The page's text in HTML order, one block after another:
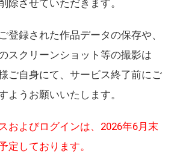
除させていただきます。
登録された作品データの保存や、
スクリーンショット等の撮影は
ご自身にて、サービス終了前にご
ようお願いいたします。
およびログインは、2026年6月末
定しております。